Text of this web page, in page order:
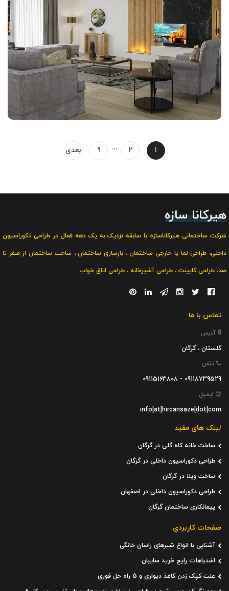
1
2
...
9 بعدی
هیرکانا سازه
شرکت ساختمانی هیرکاناسازه با سابقه نزدیک به یک دهه فعال درطراحی دکوراسیون
داخلی، طراحی نما یا خارجی ساختمان، بازسازی ساختمان،ساخت ساختمان از صفر تا
صد، طراحی کابینت ، طراحی آشپزخانه ، طراحی اتاق خواب
تماس با ما
آدرس
گلستان ، گرگان
تلفن
09118739529 - 09115163808
ایمیل
info[at]hircansaze[dot]com
لینک های مفید
ساخت خانه کاه گلی در گرگان
طراحی دکوراسیون داخلی در گرگان
ساخت ویلا در گرگان
طراحی دکوراسیون داخلی در اصفهان
پیمانکاری ساختمان گرگان
صفحات کاربردی
آشنایی با انواع شیرهای راسان خانگی
اشتباهات رایج خرید سایبان
علت کپک زدن کاغذ دیواری و 5 راه حل فوری